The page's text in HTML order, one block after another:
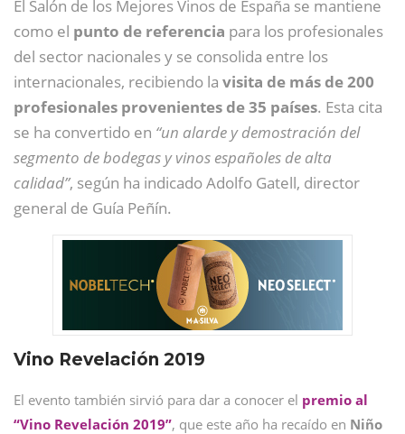
El Salón de los Mejores Vinos de España se mantiene
como el punto de referencia para los profesionales
del sector nacionales y se consolida entre los
internacionales, recibiendo la visita de más de 200
profesionales provenientes de 35 países. Esta cita
se ha convertido en “un alarde y demostración del
segmento de bodegas y vinos españoles de alta
calidad”, según ha indicado Adolfo Gatell, director
general de Guía Peñín.
Vino Revelación 2019
El evento también sirvió para dar a conocer el premio al
“Vino Revelación 2019”, que este año ha recaído en Niño